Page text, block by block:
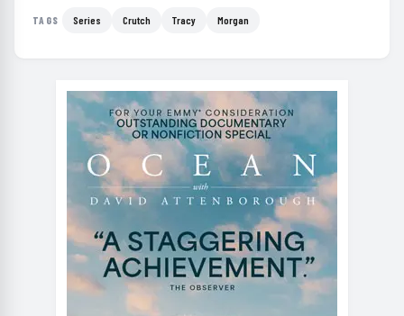
TAGS Series Crutch Tracy Morgan